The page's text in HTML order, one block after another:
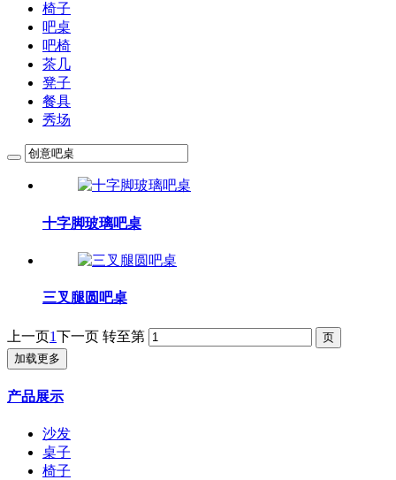
椅子
吧桌
吧椅
茶几
凳子
餐具
秀场
十字脚玻璃吧桌
三叉腿圆吧桌
上一页1下一页 转至第
加载更多
产品展示
沙发
桌子
椅子